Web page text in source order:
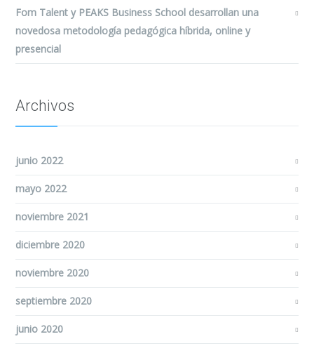
Fom Talent y PEAKS Business School desarrollan una
novedosa metodología pedagógica híbrida, online y
presencial
Archivos
junio 2022
mayo 2022
noviembre 2021
diciembre 2020
noviembre 2020
septiembre 2020
junio 2020